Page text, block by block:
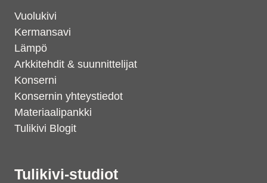
Vuolukivi
Kermansavi
Lämpö
Arkkitehdit & suunnittelijat
Konserni
Konsernin yhteystiedot
Materiaalipankki
Tulikivi Blogit
Tulikivi-studiot